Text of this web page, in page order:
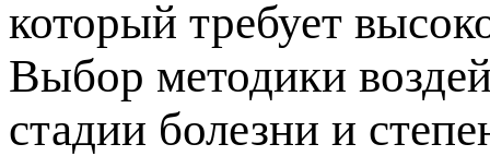
который требует
ыбор методики
стадии болезни и